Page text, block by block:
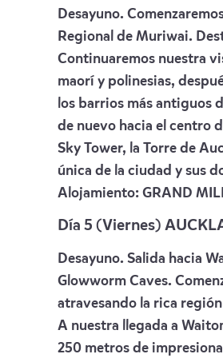
Desayuno.
Regional de Muriwai.
Continuaremos nuestra
maorí y polinesias,
los barrios más antiguos
de nuevo hacia el centro
Sky Tower, la Torre de
única de la ciudad y sus
Alojamiento: GRAND
Día 5 (Viernes)
Desayuno. Salida hacia
Glowworm Caves.
atravesando la rica
A nuestra llegada a
250 metros de